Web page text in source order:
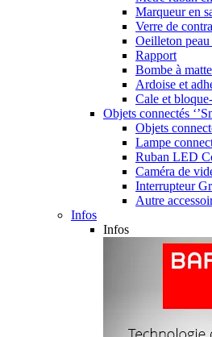
Marqueur en
Verre de
Oeilleton
Rapport
Bombe à
Ardoise et
Cale et
Objets connectés
Objets
Lampe
Ruban LED
Caméra de
Interrupteur
Autre
Infos
Infos